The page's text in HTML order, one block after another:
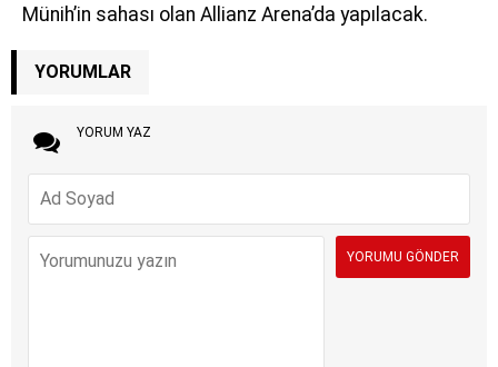
Münih’in sahası olan Allianz Arena’da yapılacak.
YORUMLAR
YORUM YAZ